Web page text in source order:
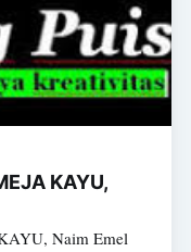
KAYU,
Naim Emel